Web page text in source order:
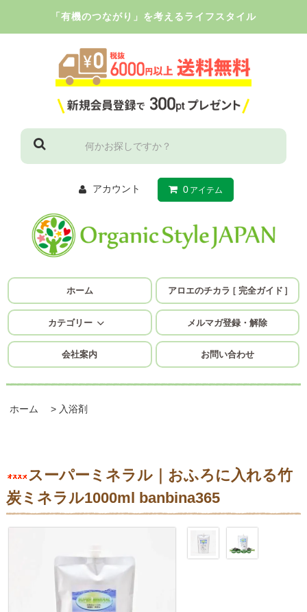
「有機のつながり」を考えるライフスタイル
アカウント 0 アイテム
ホーム アロエのチカラ［完全ガイド］
カテゴリー メルマガ登録・解除
会社案内 お問い合わせ
ホーム > 入浴剤
スーパーミネラル｜おふろに入れる竹
炭ミネラル1000ml banbina365